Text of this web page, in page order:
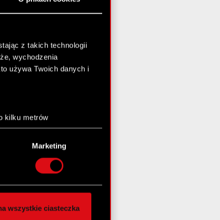
z takich technologii
wychodzenia
używa Twoich danych i
kilku metrów
(fingerprinting,
preferencje w
chwili.
i
innymi danymi
Marketing
wszystkie ciasteczka